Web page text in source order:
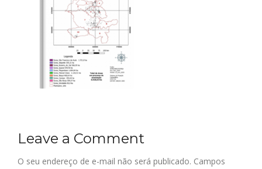
Leave a Comment
O seu endereço de e-mail não será publicado. Campos